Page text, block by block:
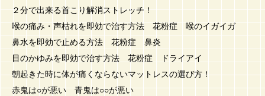
２分で出来る首こり解消ストレッチ！
喉の痛み・声枯れを即効で治す方法 花粉症 喉のイガイガ
鼻水を即効で止める方法 花粉症 鼻炎
目のかゆみを即効で治す方法 花粉症 ドライアイ
朝起きた時に体が痛くならないマットレスの選び方！
赤鬼は○が悪い 青鬼は○○が悪い